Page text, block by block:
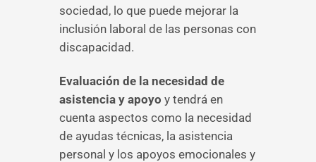
sociedad, lo que puede mejorar la
inclusión laboral de las personas con
discapacidad.
Evaluación de la necesidad de
asistencia y apoyo y tendrá en
cuenta aspectos como la necesidad
de ayudas técnicas, la asistencia
personal y los apoyos emocionales y